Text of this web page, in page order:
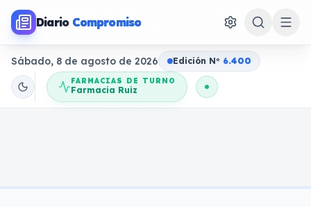
Diario Compromiso
Sábado, 8 de agosto de 2026 Edición No 6.400
FARMACIAS DE TURNO
Farmacia Ruiz